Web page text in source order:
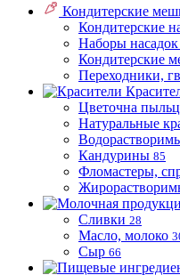
Кондитерские
Кондитерские
Наборы насадок
Кондитерские
Переходники,
Цветочна
Натуральные
Кандурины 85
Фломастеры,
Сливки 28
Масло, молоко
Сыр 66